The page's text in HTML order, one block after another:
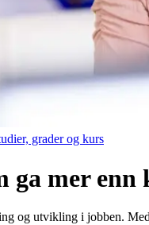
grader og kurs
ga mer enn
og utvikling i jobben.